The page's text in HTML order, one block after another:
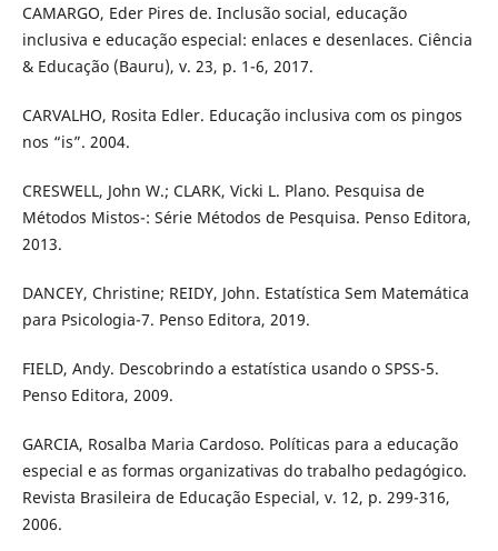
CAMARGO, Eder Pires de. Inclusão social, educação
inclusiva e educação especial: enlaces e desenlaces. Ciência
& Educação (Bauru), v. 23, p. 1-6, 2017.
CARVALHO, Rosita Edler. Educação inclusiva com os pingos
nos “is”. 2004.
CRESWELL, John W.; CLARK, Vicki L. Plano. Pesquisa de
Métodos Mistos-: Série Métodos de Pesquisa. Penso Editora,
2013.
DANCEY, Christine; REIDY, John. Estatística Sem Matemática
para Psicologia-7. Penso Editora, 2019.
FIELD, Andy. Descobrindo a estatística usando o SPSS-5.
Penso Editora, 2009.
GARCIA, Rosalba Maria Cardoso. Políticas para a educação
especial e as formas organizativas do trabalho pedagógico.
Revista Brasileira de Educação Especial, v. 12, p. 299-316,
2006.